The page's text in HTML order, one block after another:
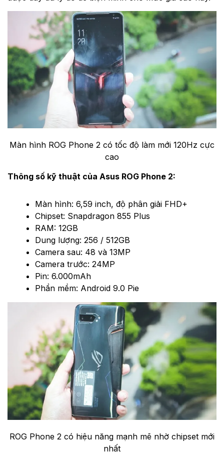
Màn hình ROG Phone 2 có tốc độ làm mới 120Hz cực
cao
Thông số kỹ thuật của Asus ROG Phone 2:
Màn hình: 6,59 inch, độ phân giải FHD+
Chipset: Snapdragon 855 Plus
RAM: 12GB
Dung lượng: 256 / 512GB
Camera sau: 48 và 13MP
Camera trước: 24MP
Pin: 6.000mAh
Phần mềm: Android 9.0 Pie
ROG Phone 2 có hiệu năng mạnh mẽ nhờ chipset mới
nhất